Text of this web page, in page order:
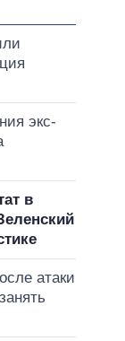
экс-
в
атаки